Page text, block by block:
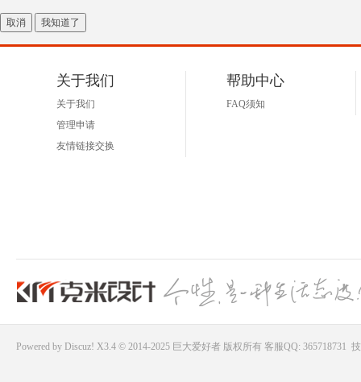
取消 我知道了
关于我们
关于我们
管理申请
友情链接交换
帮助中心
FAQ须知
Powered by Discuz! X3.4 © 2014-2025 巨大爱好者版权所有 客服QQ: 365718731